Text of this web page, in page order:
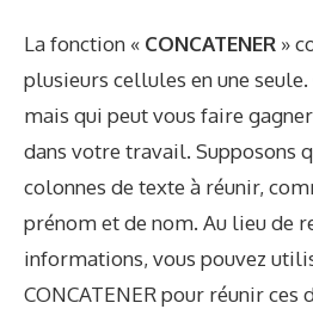
La fonction « CONCATENER »
plusieurs cellules en une
mais qui peut vous faire
dans votre travail. Supposons
colonnes de texte à réunir,
prénom et de nom. Au lieu de
informations, vous pouvez
CONCATENER pour réunir ces